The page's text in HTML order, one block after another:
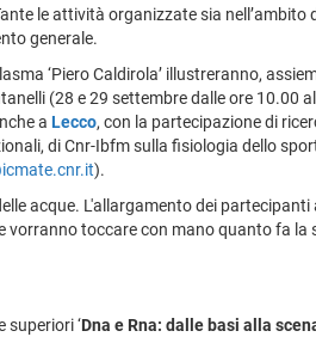
le attività organizzate sia nell’ambito
generale.
‘Piero Caldirola’ illustreranno,
(28 e 29 settembre dalle ore 10.00
a Lecco, con la partecipazione di
di Cnr-Ibfm sulla fisiologia dello
).
acque. L'allargamento dei
vorranno toccare con mano quanto fa la
superiori ‘Dna e Rna: dalle basi alla